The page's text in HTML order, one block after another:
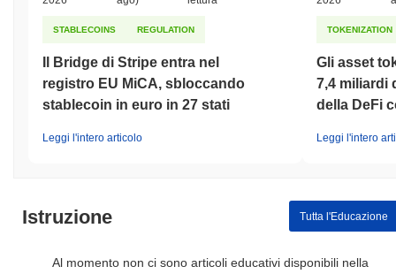
STABLECOINS REGULATION
Il Bridge di Stripe entra nel
registro EU MiCA, sbloccando
stablecoin in euro in 27 stati
Leggi l'intero articolo
TOKENIZATION
Gli asset
7,4 miliardi
della DeFi
Leggi l'intero
Istruzione Tutta l'Educazione
Al momento non ci sono articoli educativi disponibili nella